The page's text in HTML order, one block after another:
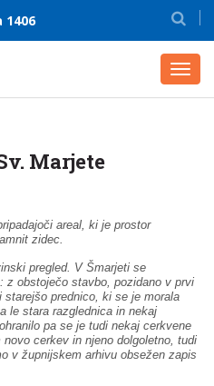
Marjete
areal, ki je prostor
zidec.
pregled. V Šmarjeti se
z obstoječo stavbo, pozidano v prvi
prednico, ki se je morala
le stara razglednica in nekaj
pa se je tudi nekaj cerkvene
cerkev in njeno dolgoletno, tudi
v župnijskem arhivu obsežen zapis